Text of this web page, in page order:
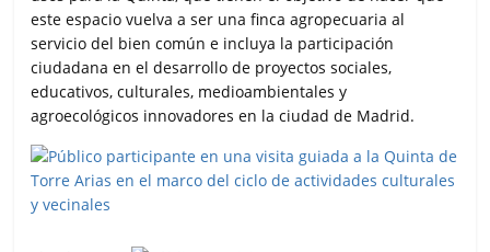
este espacio vuelva a ser una finca agropecuaria al
servicio del bien común e incluya la participación
ciudadana en el desarrollo de proyectos sociales,
educativos, culturales, medioambientales y
agroecológicos innovadores en la ciudad de Madrid.